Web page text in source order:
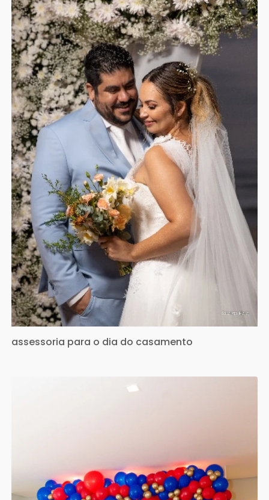
assessoria para o dia do casamento